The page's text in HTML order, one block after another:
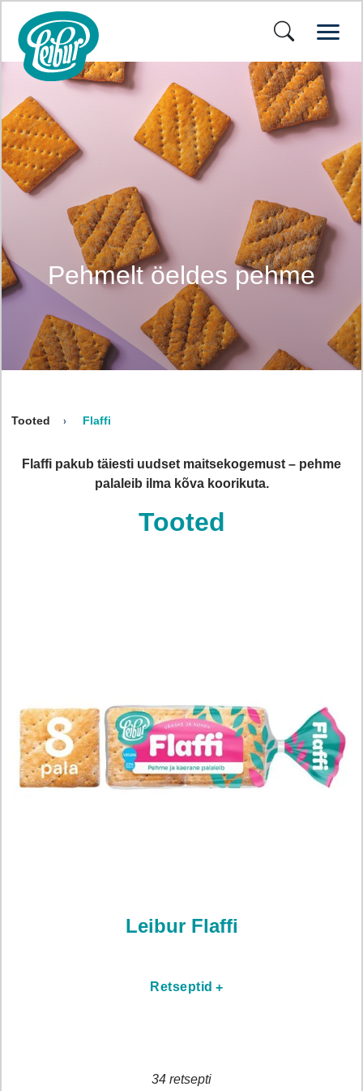
Pehmelt öeldes pehme
Tooted Flaffi
Flaffi pakub täiesti uudset maitsekogemust – pehme
palaleib ilma kõva koorikuta.
Tooted
Leibur Flaffi
Retseptid
34 retsepti